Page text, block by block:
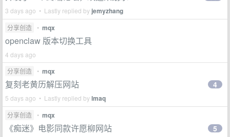
3 days ago • Lastly replied by jemyzhang
分享创造 • mqx
openclaw 版本切换工具
4 days ago
分享创造
• mqx
复刻老黄历解压网站
5 days ago • Lastly replied bylmaq
4
分享创造 • mqx
《痴迷》电影同款许愿柳网站 5